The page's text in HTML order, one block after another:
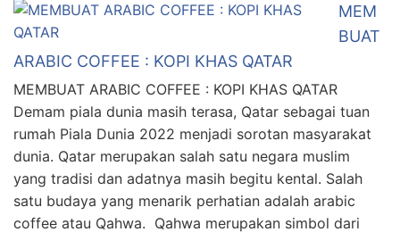
MEM
BUAT
ARABIC COFFEE : KOPI KHAS QATAR
MEMBUAT ARABIC COFFEE : KOPI KHAS QATAR
Demam piala dunia masih terasa, Qatar sebagai tuan
rumah Piala Dunia 2022 menjadi sorotan masyarakat
dunia. Qatar merupakan salah satu negara muslim
yang tradisi dan adatnya masih begitu kental. Salah
satu budaya yang menarik perhatian adalah arabic
coffee atau Qahwa. Qahwa merupakan simbol dari